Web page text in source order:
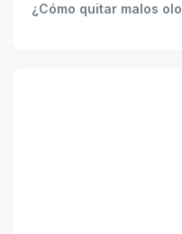
¿Cómo quitar malos